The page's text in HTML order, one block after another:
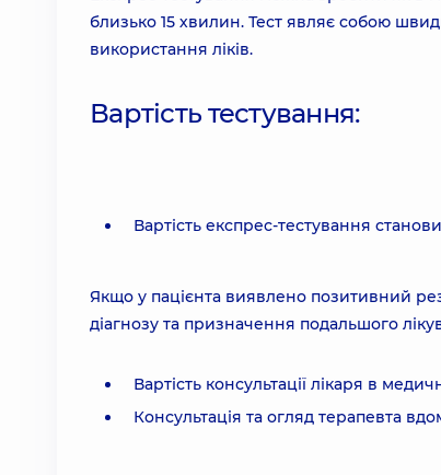
близько 15 хвилин. Тест являє собою
використання ліків.
Вартість тестування:
Вартість експрес-тестування
Якщо у пацієнта виявлено позитивний
діагнозу та призначення подальшого
Вартість консультації лікаря в
Консультація та огляд терапевта